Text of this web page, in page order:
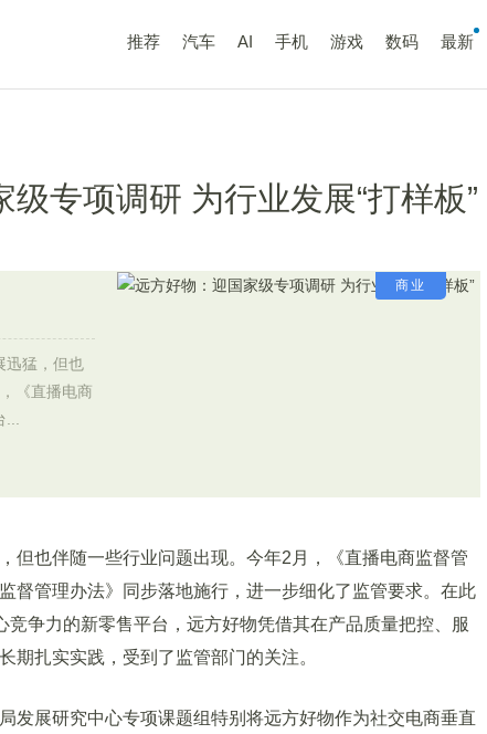
推荐 汽车 AI 手机 游戏 数码 最新
专项调研 为行业发展“打样板”
商业
猛，但也
《直播电商
也伴随一些行业问题出现。今年2月，《直播电商监督管
督管理办法》同步落地施行，进一步细化了监管要求。在此
竞争力的新零售平台，远方好物凭借其在产品质量把控、服
期扎实实践，受到了监管部门的关注。
展研究中心专项课题组特别将远方好物作为社交电商垂直